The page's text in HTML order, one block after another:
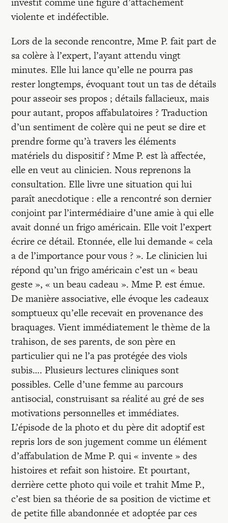
violente et indéfectible.
Lors de la seconde rencontre, Mme P. fait part de
sa colère à l’expert, l’ayant attendu vingt
minutes. Elle lui lance qu’elle ne pourra pas
rester longtemps, évoquant tout un tas de détails
pour asseoir ses propos ; détails fallacieux, mais
pour autant, propos affabulatoires ? Traduction
d’un sentiment de colère qui ne peut se dire et
prendre forme qu’à travers les éléments
matériels du dispositif ? Mme P. est là affectée,
elle en veut au clinicien. Nous reprenons la
consultation. Elle livre une situation qui lui
paraît anecdotique : elle a rencontré son dernier
conjoint par l’intermédiaire d’une amie à qui elle
avait donné un frigo américain. Elle voit l’expert
écrire ce détail. Etonnée, elle lui demande « cela
a de l’importance pour vous ? ». Le clinicien lui
répond qu’un frigo américain c’est un « beau
geste », « un beau cadeau ». Mme P. est émue.
De manière associative, elle évoque les cadeaux
somptueux qu’elle recevait en provenance des
braquages. Vient immédiatement le thème de la
trahison, de ses parents, de son père en
particulier qui ne l’a pas protégée des viols
subis…. Plusieurs lectures cliniques sont
possibles. Celle d’une femme au parcours
antisocial, construisant sa réalité au gré de ses
motivations personnelles et immédiates.
L’épisode de la photo et du père dit adoptif est
repris lors de son jugement comme un élément
d’affabulation de Mme P. qui « invente » des
histoires et refait son histoire. Et pourtant,
derrière cette photo qui voile et trahit Mme P.,
c’est bien sa théorie de sa position de victime et
de petite fille abandonnée et adoptée par ces